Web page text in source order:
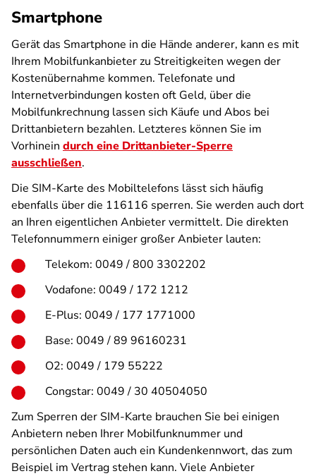
Smartphone
Gerät das Smartphone in die Hände anderer, kann es mit
Ihrem Mobilfunkanbieter zu Streitigkeiten wegen der
Kostenübernahme kommen. Telefonate und
Internetverbindungen kosten oft Geld, über die
Mobilfunkrechnung lassen sich Käufe und Abos bei
Drittanbietern bezahlen. Letzteres können Sie im
Vorhinein durch eine Drittanbieter-Sperre
ausschließen.
Die SIM-Karte des Mobiltelefons lässt sich häufig
ebenfalls über die 116116 sperren. Sie werden auch dort
an Ihren eigentlichen Anbieter vermittelt. Die direkten
Telefonnummern einiger großer Anbieter lauten:
Telekom: 0049 / 800 3302202
Vodafone: 0049 / 172 1212
E-Plus: 0049 / 177 1771000
Base: 0049 / 89 96160231
O2: 0049 / 179 55222
Congstar: 0049 / 30 40504050
Zum Sperren der SIM-Karte brauchen Sie bei einigen
Anbietern neben Ihrer Mobilfunknummer und
persönlichen Daten auch ein Kundenkennwort, das zum
Beispiel im Vertrag stehen kann. Viele Anbieter